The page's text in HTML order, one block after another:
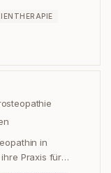
in
Praxis für